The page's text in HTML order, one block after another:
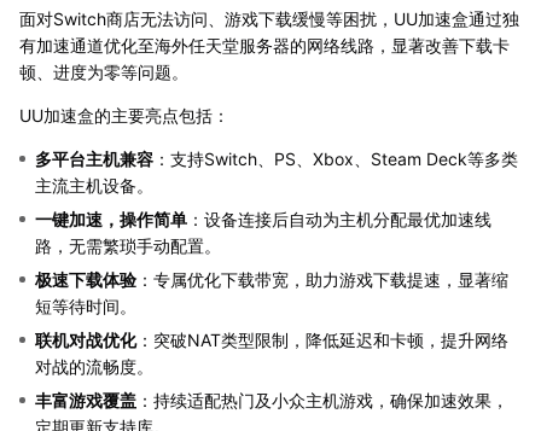
面对Switch商店无法访问、游戏下载缓慢等困扰，UU加速盒通过独
有加速通道优化至海外任天堂服务器的网络线路，显著改善下载卡
顿、进度为零等问题。
UU加速盒的主要亮点包括：
多平台主机兼容 ：支持Switch、PS、Xbox、Steam Deck等多类
主流主机设备。
一键加速，操作简单 ：设备连接后自动为主机分配最优加速线
路，无需繁琐手动配置。
极速下载体验 ：专属优化下载带宽，助力游戏下载提速，显著缩
短等待时间。
联机对战优化：突破NAT类型限制，降低延迟和卡顿，提升网络
对战的流畅度。
丰富游戏覆盖 ：持续适配热门及小众主机游戏，确保加速效果，
定期更新支持库。